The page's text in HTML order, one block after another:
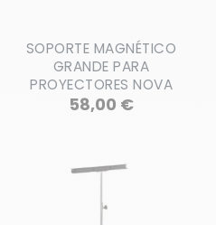
SOPORTE MAGNÉTICO
GRANDE PARA
PROYECTORES NOVA
58,00 €Precio